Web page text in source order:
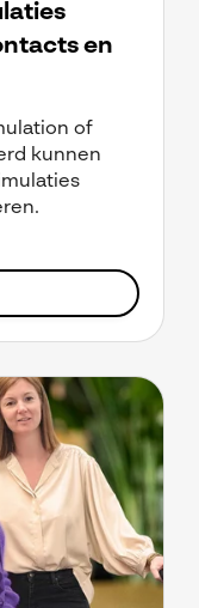
en
of
kunnen